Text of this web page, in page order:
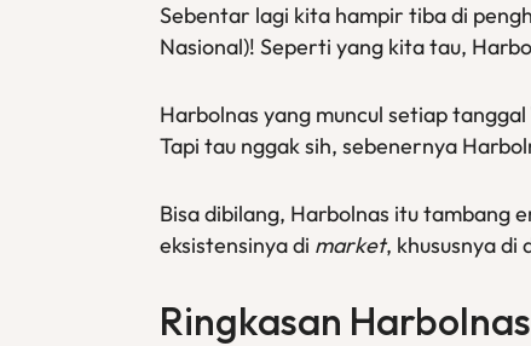
Sebentar lagi kita hampir tiba di
Nasional)! Seperti yang kita tau,
Harbolnas yang muncul setiap tanggal
Tapi tau nggak sih, sebenernya
Bisa dibilang, Harbolnas itu tambang
eksistensinya di market, khususnya di
Ringkasan